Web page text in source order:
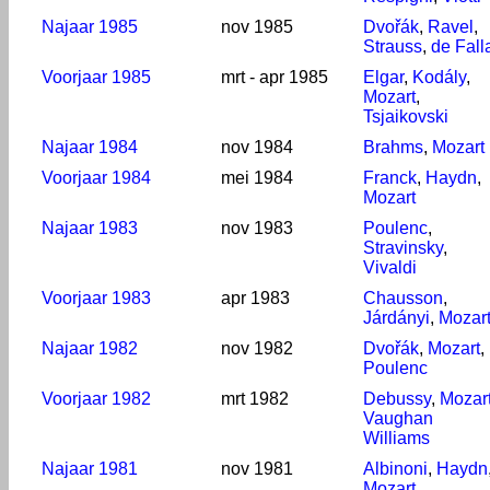
Najaar 1985
nov 1985 Dvořák, Ravel ,
Strauss, de
Voorjaar 1985
mrt - apr 1985 Elgar, Kodály,
Mozart,
Tsjaikovski
Najaar 1984
nov 1984 Brahms, Mozart
Voorjaar 1984
mei 1984 Franck, Haydn,
Mozart
Najaar 1983
nov 1983 Poulenc,
Stravinsky,
Vivaldi
Voorjaar 1983
apr 1983 Chausson,
Járdányi, Mozart
Najaar 1982
nov 1982 Dvořák, Mozart,
Poulenc
Voorjaar 1982
mrt 1982 Debussy,
Vaughan
Williams
Najaar 1981
nov 1981 Albinoni, Haydn